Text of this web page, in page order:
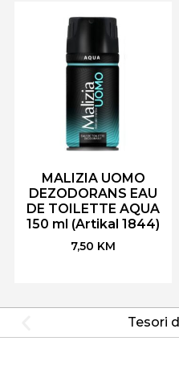
MALIZIA UOMO
DEZODORANS EAU
DE TOILETTE AQUA
150 ml (Artikal 1844)
7,50 KM
Tesori